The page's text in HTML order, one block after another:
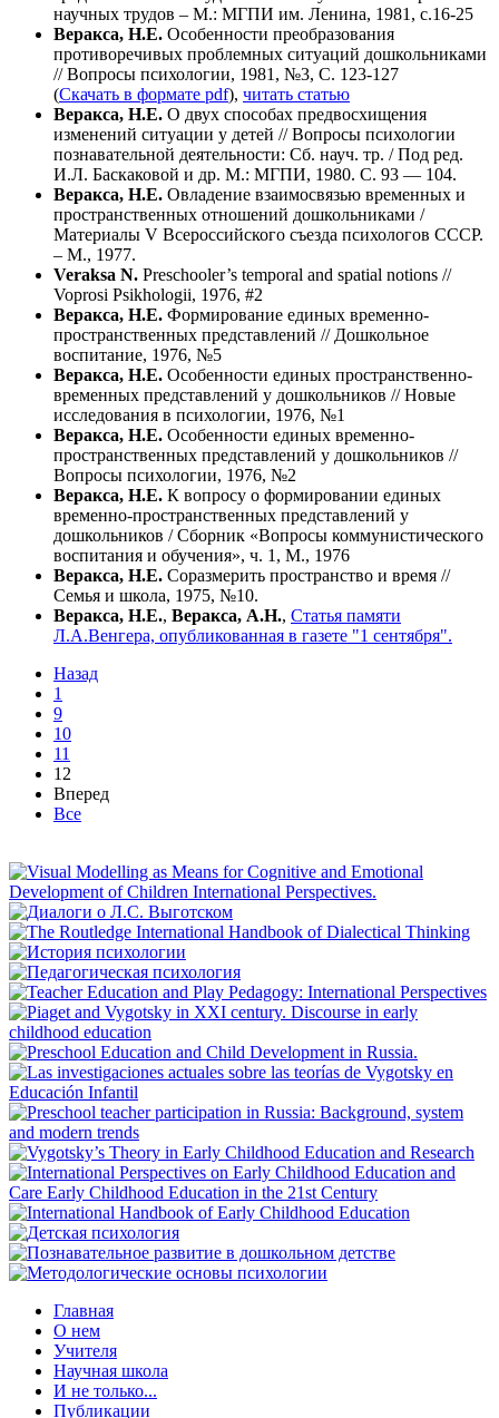
научных трудов – М.: МГПИ им. Ленина, 1981, с.16-25
Веракса, Н.Е. Особенности преобразования
противоречивых проблемных ситуаций дошкольниками
// Вопросы психологии, 1981, №3, С. 123-127
(Скачать в формате pdf), читать статью
Веракса, Н.Е. О двух способах предвосхищения
изменений ситуации у детей // Вопросы психологии
познавательной деятельности: Сб. науч. тр. / Под ред.
И.Л. Баскаковой и др. М.: МГПИ, 1980. С. 93 — 104.
Веракса, Н.Е. Овладение взаимосвязью временных и
пространственных отношений дошкольниками /
Материалы V Всероссийского съезда психологов СССР.
– М., 1977.
Veraksa N. Preschooler’s temporal and spatial notions //
Voprosi Psikhologii, 1976, #2
Веракса, Н.Е. Формирование единых временно-
пространственных представлений // Дошкольное
воспитание, 1976, №5
Веракса, Н.Е. Особенности единых пространственно-
временных представлений у дошкольников // Новые
исследования в психологии, 1976, №1
Веракса, Н.Е. Особенности единых временно-
пространственных представлений у дошкольников //
Вопросы психологии, 1976, №2
Веракса, Н.Е. К вопросу о формировании единых
временно-пространственных представлений у
дошкольников / Сборник «Вопросы коммунистического
воспитания и обучения», ч. 1, М., 1976
Веракса, Н.Е. Соразмерить пространство и время //
Семья и школа, 1975, №10.
Веракса, Н.Е., Веракса, А.Н., Статья памяти
Л.А.Венгера, опубликованная в газете "1 сентября".
Назад
1
9
10
11
12
Вперед
Все
Главная
О нем
Учителя
Научная школа
И не только...
Публикации